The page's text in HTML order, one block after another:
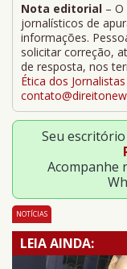
Nota editorial –
jornalísticos de
informações.
solicitar correção,
de resposta, nos
Ética dos
Seu
Acompanhe
NOTÍCIAS
LEIA AINDA: